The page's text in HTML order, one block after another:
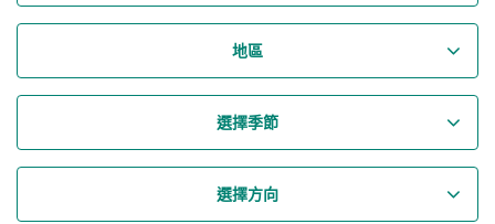
地區
選擇季節
選擇方向